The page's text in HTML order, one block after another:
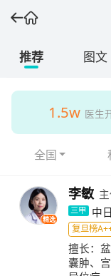
推荐 图文
1.5w 医生
全国
精选
李敏
三甲 中
复旦榜
擅长：
囊肿、